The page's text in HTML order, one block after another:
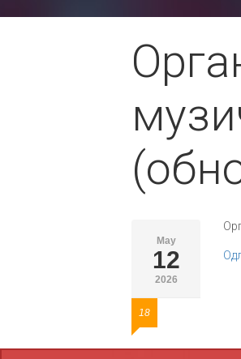
May
12
2026
18